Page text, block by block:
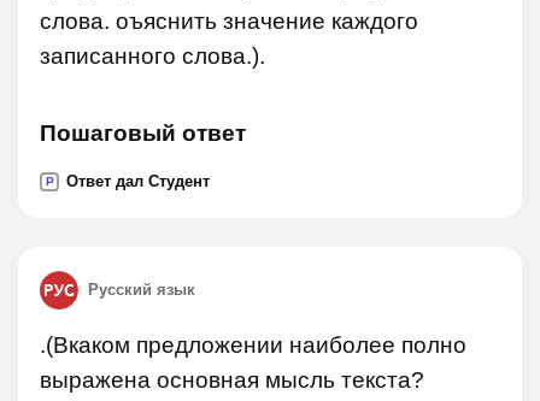
слова. оъяснить значение каждого
записанного слова.).
Пошаговый ответ
P Ответ дал Студент
Русский язык
.(Вкаком предложении наиболее полно
выражена основная мысль текста?